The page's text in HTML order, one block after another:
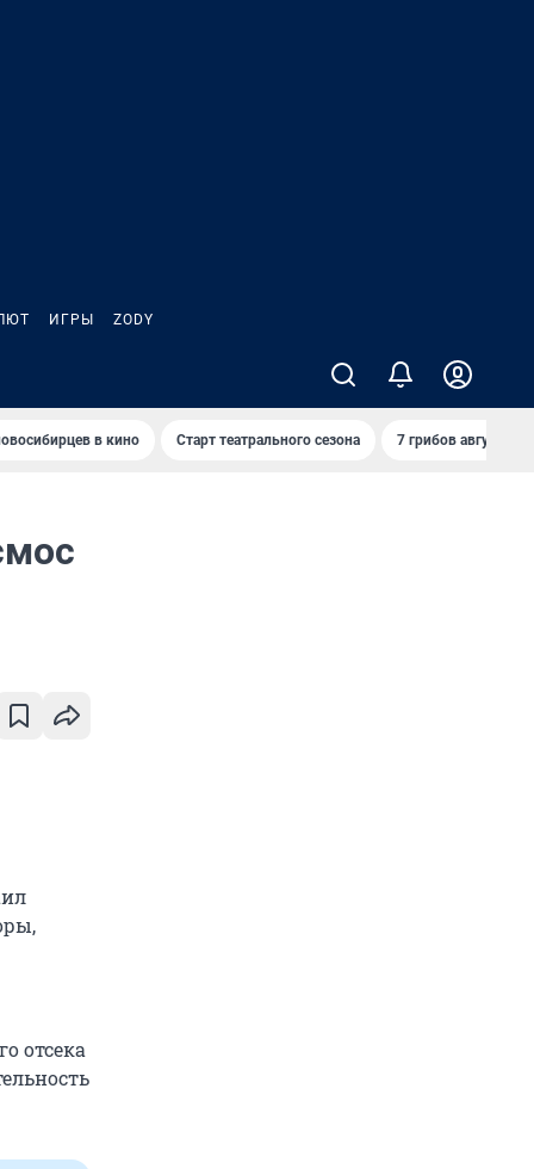
ИГРЫ ZODY
в кино Старт театрального сезона 7 грибов августа
отсека